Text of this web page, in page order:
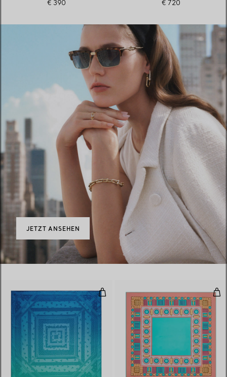
€ 390 € 720
JETZT ANSEHEN
Quadratischer Schal mit